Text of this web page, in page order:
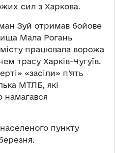
сил з Харкова.
Зуй отримав бойове
Мала Рогань
місту працювала ворожа
трасу Харків-Чугуїв.
«засіли» п’ять
МТЛБ, які
намагався
пункту